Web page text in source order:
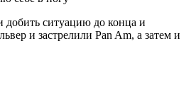
ситуацию до конца и
и застрелили Pan Am, а затем и